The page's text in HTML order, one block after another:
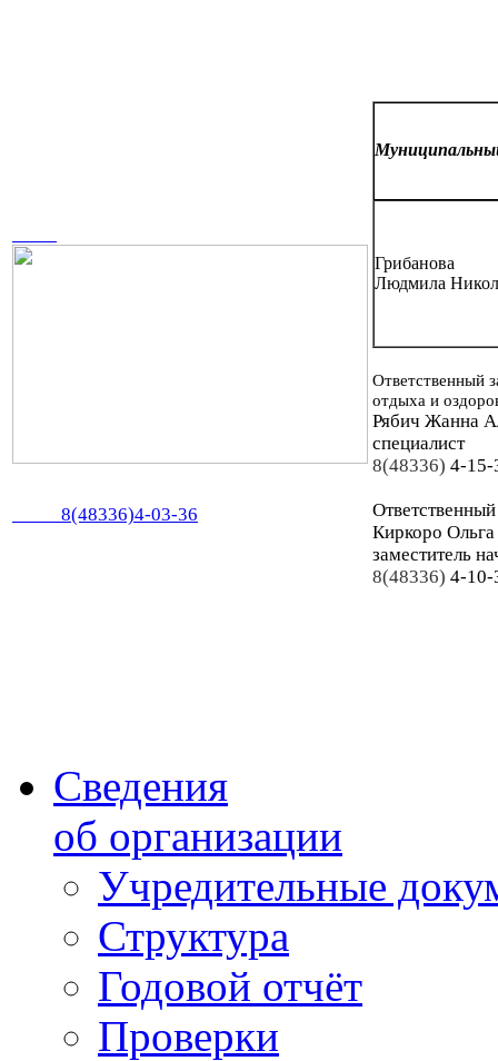
8(48336)4-03-36
Грибанова
Людмила
Ответственный
отдыха и
Рябич Жанна
специалист
8(48336) 4-15-
Киркоро
заместитель
8(48336) 4-10-
Сведения
об организации
Учредительные
Структура
Годовой отчёт
Проверки